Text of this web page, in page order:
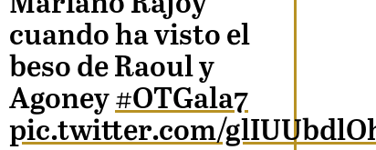
cuando ha visto el
beso de Raoul y
Agoney#OTGala7
pic.twitter.com/